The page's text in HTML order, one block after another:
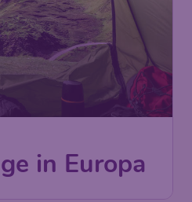
in Europa